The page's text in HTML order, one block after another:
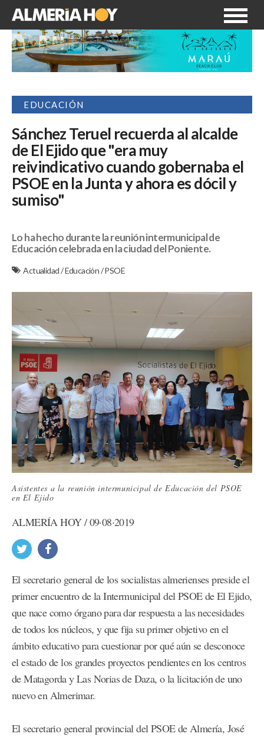
EDUCACIÓN
Sánchez Teruel recuerda al alcalde
de El Ejido que "era muy
reivindicativo cuando gobernaba el
PSOE en la Junta y ahora es dócil y
sumiso"
Lo ha hecho durante la reunión intermunicipal de
Educación celebrada en la ciudad del Poniente.
Actualidad/Educación/PSOE
Asistentes a la reunión intermunicipal de Educación del PSOE
en El Ejido
ALMERÍA HOY / 09·08·2019
El secretario general de los socialistas almerienses preside el
primer encuentro de la Intermunicipal del PSOE de El Ejido,
que nace como órgano para dar respuesta a las necesidades
de todos los núcleos, y que fija su primer objetivo en el
ámbito educativo para cuestionar por qué aún se desconoce
el estado de los grandes proyectos pendientes en los centros
de Matagorda y Las Norias de Daza, o la licitación de uno
nuevo en Almerimar.
El secretario general provincial del PSOE de Almería, José